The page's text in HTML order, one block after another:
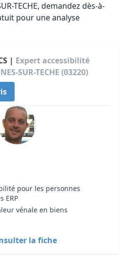
TECHE, demandez dès-à-
pour une analyse
| Expert accessibilité
SUR-TECHE (03220)
pour les personnes
ERP
vénale en biens
la fiche